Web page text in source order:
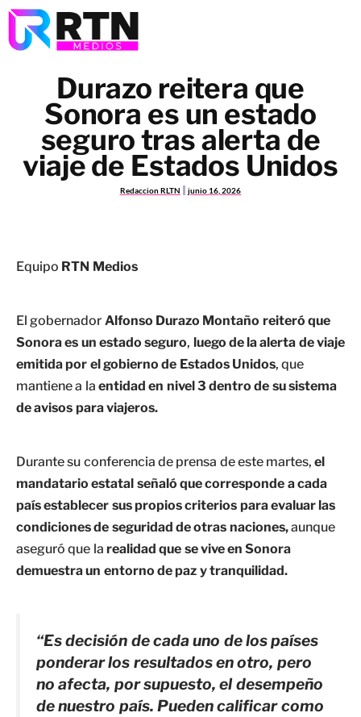
Durazo reitera que
Sonora es un estado
seguro tras alerta de
viaje de Estados Unidos
Redaccion RLTN junio 16, 2026
Equipo RTN Medios
El gobernador Alfonso Durazo Montaño reiteró que
Sonora es un estado seguro, luego de la alerta de viaje
emitida por el gobierno de Estados Unidos, que
mantiene a la entidad en nivel 3 dentro de su sistema
de avisos para viajeros.
Durante su conferencia de prensa de este martes,el
mandatario estatal señaló que corresponde a cada
país establecer sus propios criterios para evaluar las
condiciones de seguridad de otras naciones,aunque
aseguró que la realidad que se vive en Sonora
demuestra un entorno de paz y tranquilidad.
“Es decisión de cada uno de los países
ponderar los resultados en otro, pero
no afecta, por supuesto, el desempeño
de nuestro país. Pueden calificar como